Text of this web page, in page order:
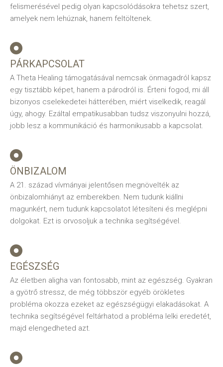
felismerésével pedig olyan kapcsolódásokra tehetsz szert,
amelyek nem lehúznak, hanem feltöltenek.
PÁRKAPCSOLAT
A Theta Healing támogatásával nemcsak önmagadról kapsz
egy tisztább képet, hanem a párodról is. Érteni fogod, mi áll
bizonyos cselekedetei hátterében, miért viselkedik, reagál
úgy, ahogy. Ezáltal empatikusabban tudsz viszonyulni hozzá,
jobb lesz a kommunikáció és harmonikusabb a kapcsolat.
ÖNBIZALOM
A 21. század vívmányai jelentősen megnövelték az
önbizalomhiányt az emberekben. Nem tudunk kiállni
magunkért, nem tudunk kapcsolatot létesíteni és meglépni
dolgokat. Ezt is orvosoljuk a technika segítségével.
EGÉSZSÉG
Az életben aligha van fontosabb, mint az egészség. Gyakran
a gyötrő stressz, de még többször egyéb örökletes
probléma okozza ezeket az egészségügyi elakadásokat. A
technika segítségével feltárhatod a probléma lelki eredetét,
majd elengedheted azt.